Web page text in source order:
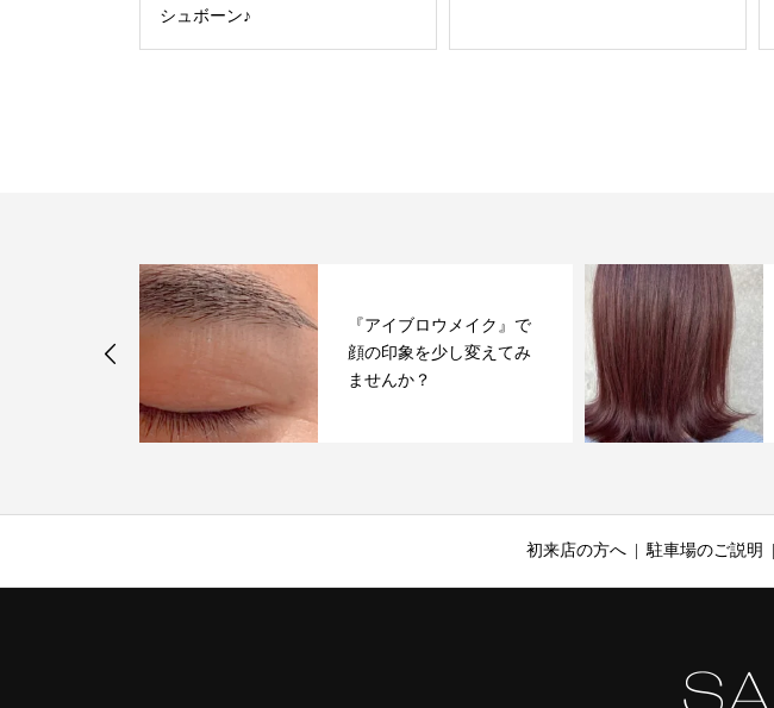
シュボーン♪
『アイブロウメイク』で
顔の印象を少し変えてみ
ませんか？
初来店の方へ 駐車場のご説明